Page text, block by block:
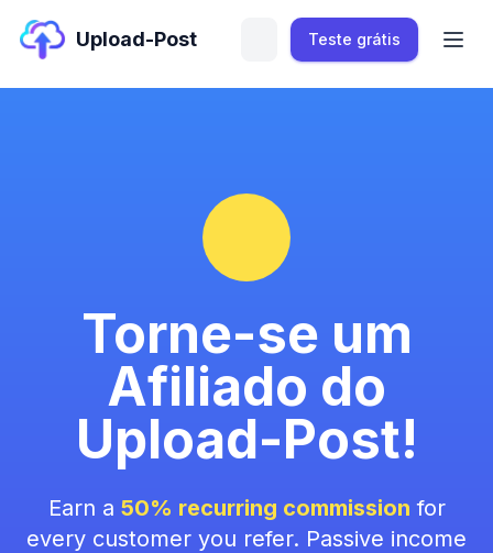
Upload-Post Teste grátis
Torne-se um
Afiliado do
Upload-Post!
Earn a 50% recurring commission for
every customer you refer. Passive income